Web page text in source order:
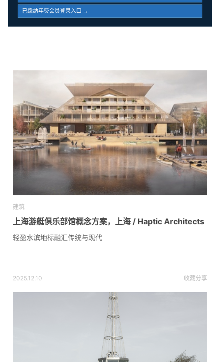
已缴纳年费会员登录入口 →
建筑
上海游艇俱乐部馆概念方案，上海 / Haptic Architects
轻盈水滨地标融汇传统与现代
2025.12.10 收藏分享